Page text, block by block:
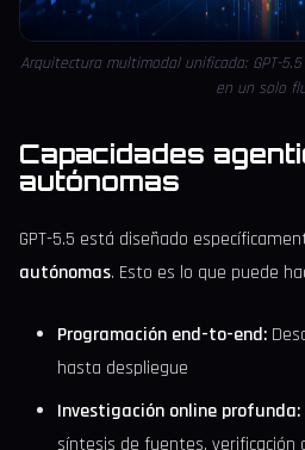
Arquitectura multimodal unificada: GPT-
en un solo
Capacidades
autónomas
GPT-5.5 está diseñado
autónomas. Esto es lo que puede
Programación end-to-end:
hasta despliegue
Investigación online profunda:
síntesis de fuentes, verificación